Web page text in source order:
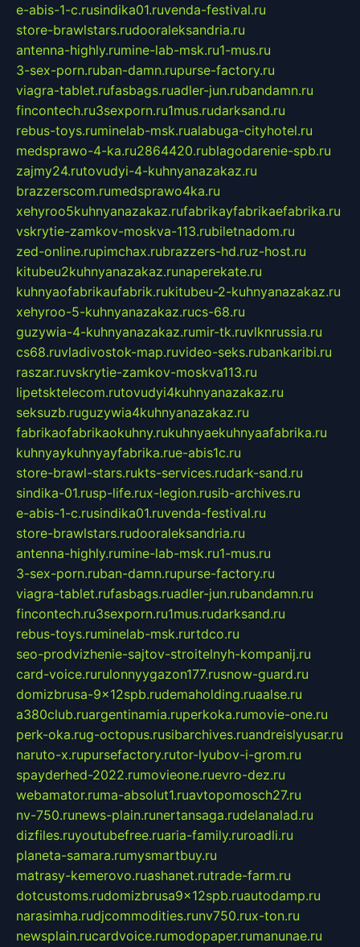
e-abis-1-c.rusindika01.ruvenda-festival.ru
store-brawlstars.rudooraleksandria.ru
antenna-highly.rumine-lab-msk.ru1-mus.ru
3-sex-porn.ruban-damn.rupurse-factory.ru
viagra-tablet.rufasbags.ruadler-jun.rubandamn.ru
fincontech.ru3sexporn.ru1mus.rudarksand.ru
rebus-toys.ruminelab-msk.rualabuga-cityhotel.ru
medsprawo-4-ka.ru2864420.rublagodarenie-spb.ru
zajmy24.rutovudyi-4-kuhnyanazakaz.ru
brazzerscom.rumedsprawo4ka.ru
xehyroo5kuhnyanazakaz.rufabrikayfabrikaefabrika.ru
vskrytie-zamkov-moskva-113.rubiletnadom.ru
zed-online.rupimchax.rubrazzers-hd.ruz-host.ru
kitubeu2kuhnyanazakaz.runaperekate.ru
kuhnyaofabrikaufabrik.rukitubeu-2-kuhnyanazakaz.ru
xehyroo-5-kuhnyanazakaz.rucs-68.ru
guzywia-4-kuhnyanazakaz.rumir-tk.ruvlknrussia.ru
cs68.ruvladivostok-map.ruvideo-seks.rubankaribi.ru
raszar.ruvskrytie-zamkov-moskva113.ru
lipetsktelecom.rutovudyi4kuhnyanazakaz.ru
seksuzb.ruguzywia4kuhnyanazakaz.ru
fabrikaofabrikaokuhny.rukuhnyaekuhnyaafabrika.ru
kuhnyaykuhnyayfabrika.rue-abis1c.ru
store-brawl-stars.rukts-services.rudark-sand.ru
sindika-01.rusp-life.rux-legion.rusib-archives.ru
e-abis-1-c.rusindika01.ruvenda-festival.ru
store-brawlstars.rudooraleksandria.ru
antenna-highly.rumine-lab-msk.ru1-mus.ru
3-sex-porn.ruban-damn.rupurse-factory.ru
viagra-tablet.rufasbags.ruadler-jun.rubandamn.ru
fincontech.ru3sexporn.ru1mus.rudarksand.ru
rebus-toys.ruminelab-msk.rurtdco.ru
seo-prodvizhenie-sajtov-stroitelnyh-kompanij.ru
card-voice.rurulonnyygazon177.rusnow-guard.ru
domizbrusa-9x12spb.rudemaholding.ruaalse.ru
a380club.ruargentinamia.ruperkoka.rumovie-one.ru
perk-oka.rug-octopus.rusibarchives.ruandreislyusar.ru
naruto-x.rupursefactory.rutor-lyubov-i-grom.ru
spayderhed-2022.rumovieone.ruevro-dez.ru
webamator.ruma-absolut1.ruavtopomosch27.ru
nv-750.runews-plain.runertansaga.rudelanalad.ru
dizfiles.ruyoutubefree.ruaria-family.ruroadli.ru
planeta-samara.rumysmartbuy.ru
matrasy-kemerovo.ruashanet.rutrade-farm.ru
dotcustoms.rudomizbrusa9x12spb.ruautodamp.ru
narasimha.rudjcommodities.runv750.rux-ton.ru
newsplain.rucardvoice.rumodopaper.rumanunae.ru